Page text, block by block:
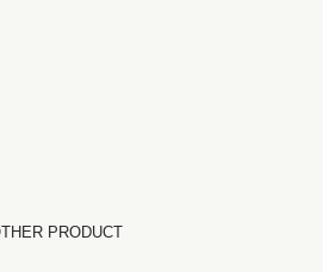
PRODUCT